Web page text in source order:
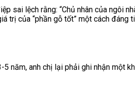
sai lệch rằng: “Chủ nhân của ngôi
trị của “phần gỗ tốt” một cách đáng
năm, anh chị lại phải ghi nhận một